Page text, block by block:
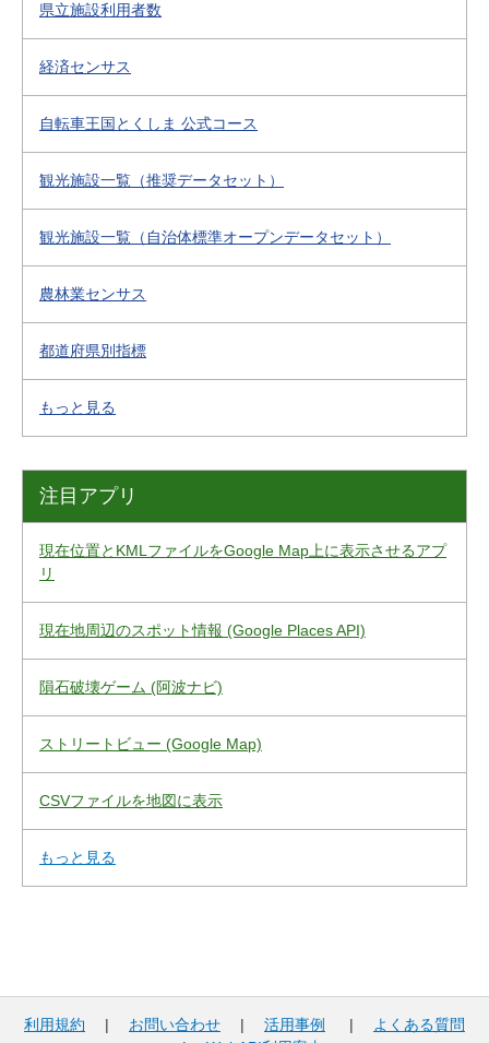
県立施設利用者数
経済センサス
自転車王国とくしま 公式コース
観光施設一覧（推奨データセット）
観光施設一覧（自治体標準オープンデータセット）
農林業センサス
都道府県別指標
もっと見る
注目アプリ
現在位置とKMLファイルをGoogle Map上に表示させるアプ
リ
現在地周辺のスポット情報 (Google Places API)
隕石破壊ゲーム (阿波ナビ)
ストリートビュー (Google Map)
CSVファイルを地図に表示
もっと見る
利用規約 | お問い合わせ | 活用事例 |
よくある質問